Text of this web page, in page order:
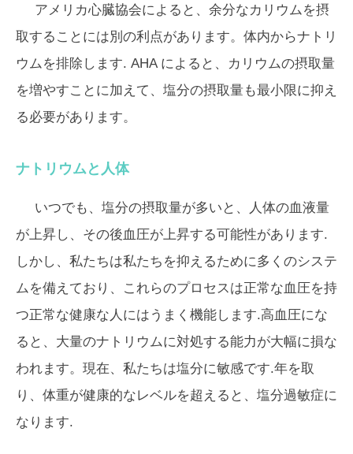
アメリカ心臓協会によると、余分なカリウムを摂
取することには別の利点があります。体内からナトリ
ウムを排除します. AHA によると、カリウムの摂取量
を増やすことに加えて、塩分の摂取量も最小限に抑え
る必要があります。
ナトリウムと人体
いつでも、塩分の摂取量が多いと、人体の血液量
が上昇し、その後血圧が上昇する可能性があります.
しかし、私たちは私たちを抑えるために多くのシステ
ムを備えており、これらのプロセスは正常な血圧を持
つ正常な健康な人にはうまく機能します.高血圧にな
ると、大量のナトリウムに対処する能力が大幅に損な
われます。現在、私たちは塩分に敏感です.年を取
り、体重が健康的なレベルを超えると、塩分過敏症に
なります.